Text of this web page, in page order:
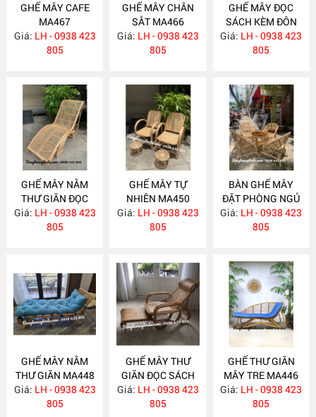
GHẾ MÂY CAFE
MA467
Giá: LH - 0938 423
805
GHẾ MÂY CHÂN
SẮT MA466
Giá: LH - 0938 423
805
GHẾ MÂY ĐỌC
SÁCH KÈM ĐÔN
GÁC CHÂN MA461
Giá: LH - 0938 423
805
GHẾ MÂY NẰM
THƯ GIÃN ĐỌC
SÁCH MA456
Giá: LH - 0938 423
805
GHẾ MÂY TỰ
NHIÊN MA450
Giá: LH - 0938 423
805
BÀN GHẾ MÂY
ĐẶT PHÒNG NGỦ
MA449
Giá: LH - 0938 423
805
GHẾ MÂY NẰM
THƯ GIÃN MA448
Giá: LH - 0938 423
805
GHẾ MÂY THƯ
GIÃN ĐỌC SÁCH
MA447
Giá: LH - 0938 423
805
GHẾ THƯ GIÃN
MÂY TRE MA446
Giá: LH - 0938 423
805